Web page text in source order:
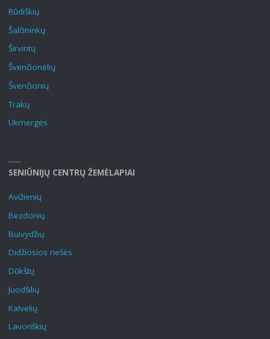
Rūdiškių
Šalčininkų
Širvintų
Švenčionėlių
Švenčionių
Trakų
Ukmergės
SENIŪNIJŲ CENTRŲ ŽEMĖLAPIAI
Avižienių
Bezdonių
Buivydžių
Didžiosios riešės
Dūkštų
Juodšilių
Kalvelių
Lavoriškių